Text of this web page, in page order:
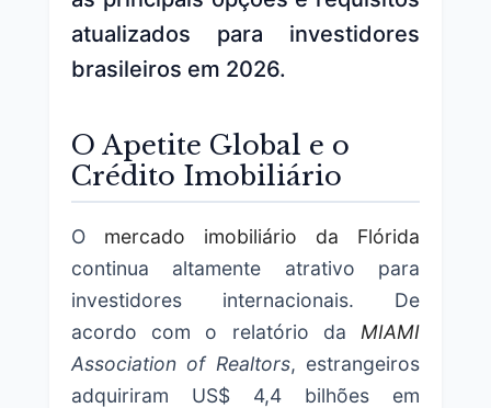
atualizados para investidores
brasileiros em 2026.
O Apetite Global e o
Crédito Imobiliário
O mercado imobiliário da Flórida
continua altamente atrativo para
investidores internacionais. De
acordo com o relatório da MIAMI
Association of Realtors, estrangeiros
adquiriram US$ 4,4 bilhões em